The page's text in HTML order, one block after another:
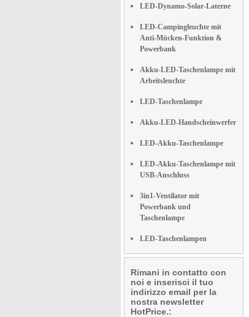
LED-Dynamo-Solar-Laterne
LED-Campingleuchte mit
Anti-Mücken-Funktion &
Powerbank
Akku-LED-Taschenlampe mit
Arbeitsleuchte
LED-Taschenlampe
Akku-LED-Handscheinwerfer
LED-Akku-Taschenlampe
LED-Akku-Taschenlampe mit
USB-Anschluss
3in1-Ventilator mit
Powerbank und
Taschenlampe
LED-Taschenlampen
Rimani in contatto con
noi e inserisci il tuo
indirizzo email per la
nostra newsletter
HotPrice.: